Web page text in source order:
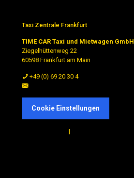
Taxi Zentrale Frankfurt
TIME CAR Taxi und Mietwagen GmbH
Ziegelhüttenweg 22
60598 Frankfurt am Main
+49 (0) 69 20 30 4
dispo@timecar.de
Cookie Einstellungen
|